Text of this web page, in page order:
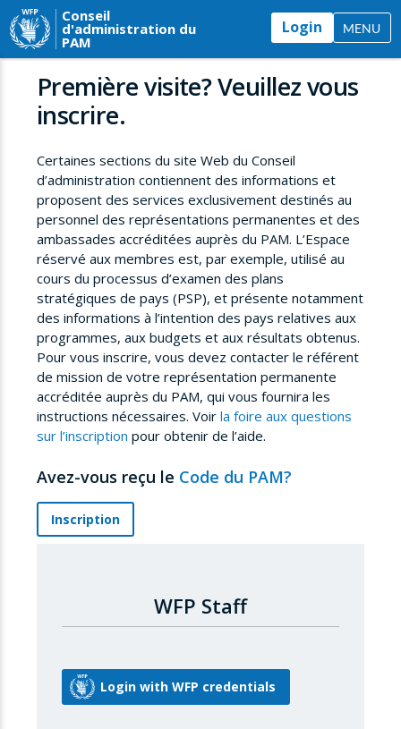
Conseil
d'administration du
PAM
Login MENU
Première visite? Veuillez vous
inscrire.
Certaines sections du site Web du Conseil
d’administration contiennent des informations et
proposent des services exclusivement destinés au
personnel des représentations permanentes et des
ambassades accréditées auprès du PAM. L’Espace
réservé aux membres est, par exemple, utilisé au
cours du processus d’examen des plans
stratégiques de pays (PSP), et présente notamment
des informations à l’intention des pays relatives aux
programmes, aux budgets et aux résultats obtenus.
Pour vous inscrire, vous devez contacter le référent
de mission de votre représentation permanente
accréditée auprès du PAM, qui vous fournira les
instructions nécessaires. Voir la foire aux questions
sur l’inscription pour obtenir de l’aide.
Avez-vous reçu le Code du PAM?
Inscription
WFP Staff